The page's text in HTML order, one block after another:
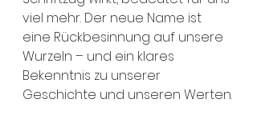
viel mehr. Der neue Name ist
eine Rückbesinnung auf unsere
Wurzeln – und ein klares
Bekenntnis zu unserer
Geschichte und unseren Werten.